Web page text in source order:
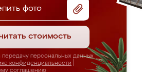
фото
стоимость
персональных данных
конфиденциальности
соглашению